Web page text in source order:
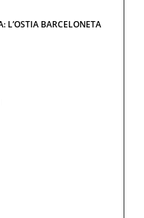
L’OSTIA BARCELONETA